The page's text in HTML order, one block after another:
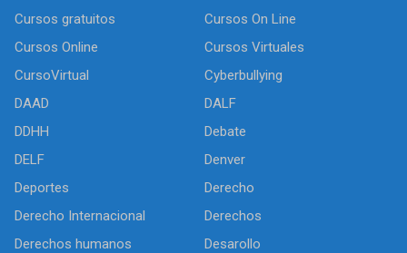
Cursos gratuitos
Cursos On Line
Cursos Online
Cursos Virtuales
CursoVirtual
Cyberbullying
DAAD
DALF
DDHH
Debate
DELF
Denver
Deportes
Derecho
Derecho Internacional
Derechos
Derechos humanos
Desarollo